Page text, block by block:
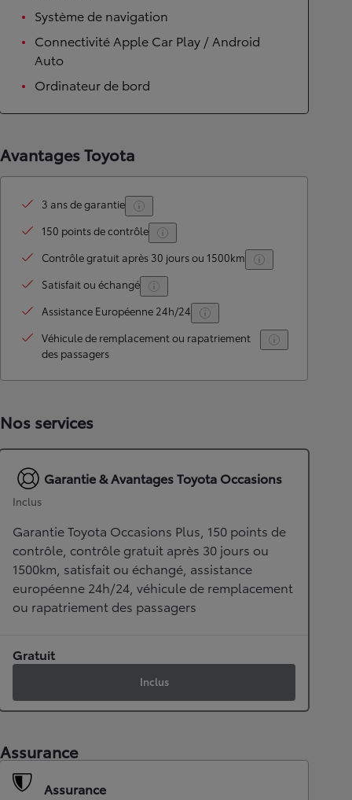
Système de navigation
Connectivité Apple Car Play / Android
Auto
Ordinateur de bord
Avantages Toyota
3 ans de garantie
150 points de contrôle
Contrôle gratuit après 30 jours ou 1500km
Satisfait ou échangé
Assistance Européenne 24h/24
Véhicule de remplacement ou rapatriement
des passagers
Nos services
Garantie & Avantages Toyota Occasions
Inclus
Garantie Toyota Occasions Plus, 150 points de
contrôle, contrôle gratuit après 30 jours ou
1500km, satisfait ou échangé, assistance
européenne 24h/24, véhicule de remplacement
ou rapatriement des passagers
Gratuit
Inclus
Assurance
Assurance